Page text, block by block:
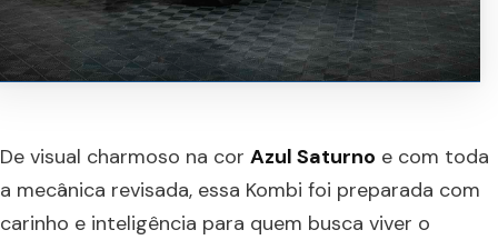
De visual charmoso na cor Azul Saturno e com toda
a mecânica revisada, essa Kombi foi preparada com
carinho e inteligência para quem busca viver o